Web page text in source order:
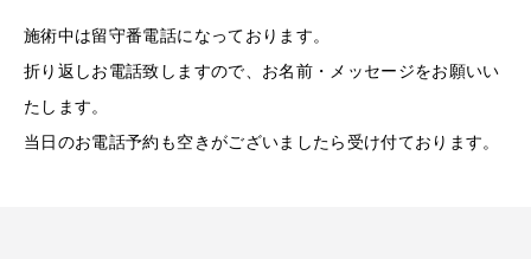
施術中は留守番電話になっております。
折り返しお電話致しますので、お名前・メッセージをお願いい
たします。
当日のお電話予約も空きがございましたら受け付ております。